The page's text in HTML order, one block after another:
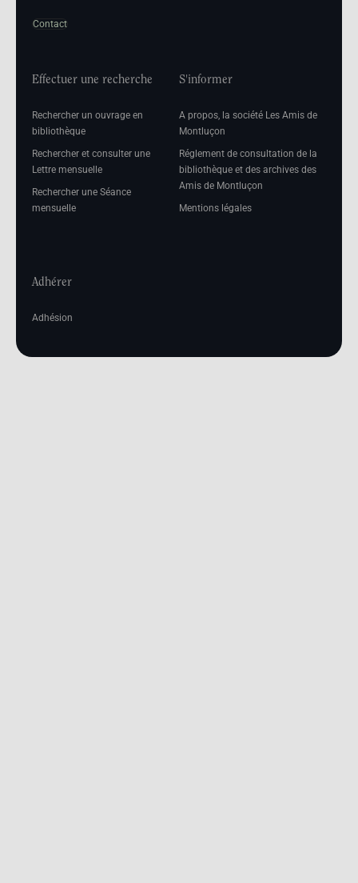
Contact
Effectuer une recherche
Rechercher un ouvrage en
bibliothèque
Rechercher et consulter une
Lettre mensuelle
Rechercher une Séance
mensuelle
S'informer
A propos, la société Les Amis de
Montluçon
Réglement de consultation de la
bibliothèque et des archives des
Amis de Montluçon
Mentions légales
Adhérer
Adhésion